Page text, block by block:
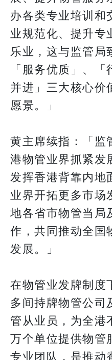
办各类专业培训和
业规范化、提升专
乐业，这与监管局
「服务优质」、
并进」三大核心价
愿景。」
黄主席续指：「监
港物管业界抓紧发
发挥香港背靠内地
业界开拓更多市场
地各省市物管当局
作，共同推动全国
发展。」
在物管业发牌制度
多间持牌物管公
管从业员，为全港
万个单位提供物管
专业团队，是推动